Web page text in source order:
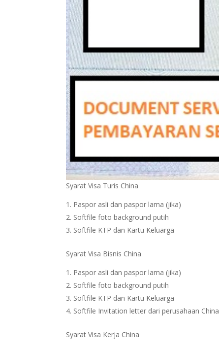
Syarat Visa Turis China
Paspor asli dan paspor lama (jika)
Softfile foto background putih
Softfile KTP dan Kartu Keluarga
Syarat Visa Bisnis China
Paspor asli dan paspor lama (jika)
Softfile foto background putih
Softfile KTP dan Kartu Keluarga
Softfile Invitation letter dari perusahaan China
Syarat Visa Kerja China